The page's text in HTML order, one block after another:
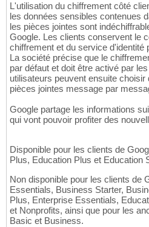
L'utilisation du chiffrement côté
les données sensibles contenues
les pièces jointes sont
Google. Les clients conservent le
chiffrement et du service d'identité
La société précise que le
par défaut et doit être activé par
utilisateurs peuvent ensuite
pièces jointes message par
Google partage les informations
qui vont pouvoir profiter des
Disponible pour les clients de
Plus, Education Plus et Education
Non disponible pour les clients de
Essentials, Business Starter,
Plus, Enterprise Essentials,
et Nonprofits, ainsi que pour les
Basic et Business.